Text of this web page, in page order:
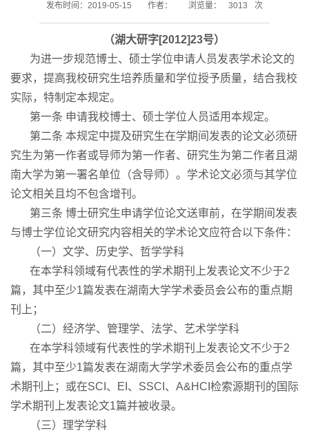
发布时间：2019-05-15 作者： 浏览量： 3013 次
（湖大研字[2012]23号）
为进一步规范博士、硕士学位申请人员发表学术论文的
要求，提高我校研究生培养质量和学位授予质量，结合我校
实际，特制定本规定。
第一条 申请我校博士、硕士学位人员适用本规定。
第二条 本规定中提及研究生在学期间发表的论文必须研
究生为第一作者或导师为第一作者、研究生为第二作者且湖
南大学为第一署名单位（含导师）。学术论文必须与其学位
论文相关且均不包含增刊。
第三条 博士研究生申请学位论文送审前，在学期间发表
与博士学位论文研究内容相关的学术论文应符合以下条件：
（一）文学、历史学、哲学学科
在本学科领域有代表性的学术期刊上发表论文不少于2
篇，其中至少1篇发表在湖南大学学术委员会公布的重点期
刊上；
（二）经济学、管理学、法学、艺术学学科
在本学科领域有代表性的学术期刊上发表论文不少于2
篇，其中至少1篇发表在湖南大学学术委员会公布的重点学
术期刊上；或在SCI、EI、SSCI、A&HCI检索源期刊的国际
学术期刊上发表论文1篇并被收录。
（三）理学学科